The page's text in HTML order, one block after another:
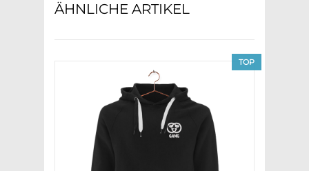
ÄHNLICHE ARTIKEL
TOP